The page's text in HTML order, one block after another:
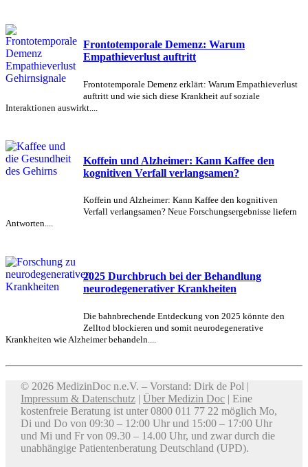
Frontotemporale Demenz: Warum
Empathieverlust auftritt
Frontotemporale Demenz erklärt: Warum Empathieverlust
auftritt und wie sich diese Krankheit auf soziale
Interaktionen auswirkt....
Koffein und Alzheimer: Kann Kaffee den
kognitiven Verfall verlangsamen?
Koffein und Alzheimer: Kann Kaffee den kognitiven
Verfall verlangsamen? Neue Forschungsergebnisse liefern
Antworten....
2025 Durchbruch bei der Behandlung
neurodegenerativer Krankheiten
Die bahnbrechende Entdeckung von 2025 könnte den
Zelltod blockieren und somit neurodegenerative
Krankheiten wie Alzheimer behandeln....
© 2026 MedizinDoc n.e.V. – Vorstand: Dirk de Pol |
Impressum & Datenschutz | Über Medizin Doc | Eine
kostenfreie Beratung ist unter 0800 011 77 22 möglich Mo,
Di und Do von 09:30 – 12:00 Uhr und 15:00 – 17:00 Uhr
und Mi und Fr von 09.30 – 14.00 Uhr, und zwar durch die
unabhängige Patientenberatung Deutschland (UPD).